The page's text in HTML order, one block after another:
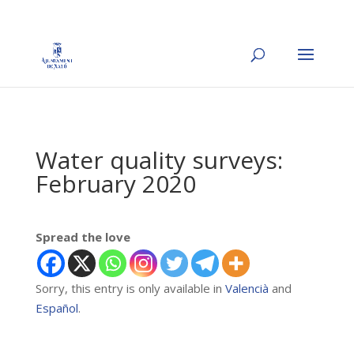
Water quality surveys:
February 2020
Spread the love
Sorry, this entry is only available in Valencià and
Español.